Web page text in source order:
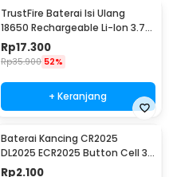
TrustFire Baterai Isi Ulang
18650 Rechargeable Li-Ion 3.7V
6000mAh 1PC - BRC18650
Rp17.300
Rp35.900 52%
+ Keranjang
Baterai Kancing CR2025
DL2025 ECR2025 Button Cell 3V
Lithium 1 PCS
Rp2.100